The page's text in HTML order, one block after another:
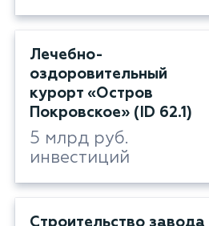
Лечебно-
оздоровительный
курорт «Остров
Покровское» (ID 62.1)
5 млрд руб.
инвестиций
Строительство завода